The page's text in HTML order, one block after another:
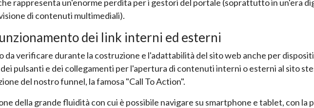
rappresenta un'enorme perdita per i gestori del portale (soprattutto in un'era
di contenuti multimediali).
dei link interni ed esterni
da verificare durante la costruzione e l'adattabilità del sito web anche per
pulsanti e dei collegamenti per l'apertura di contenuti interni o esterni al sito
del nostro funnel, la famosa "Call To Action".
della grande fluidità con cui è possibile navigare su smartphone e tablet, con la